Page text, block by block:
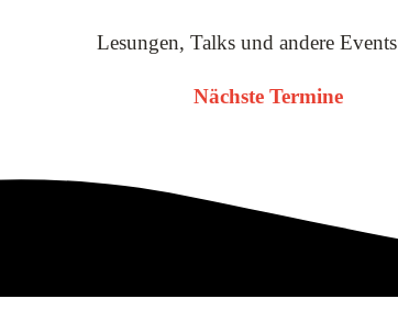
Lesungen, Talks und andere Events
Nächste Termine